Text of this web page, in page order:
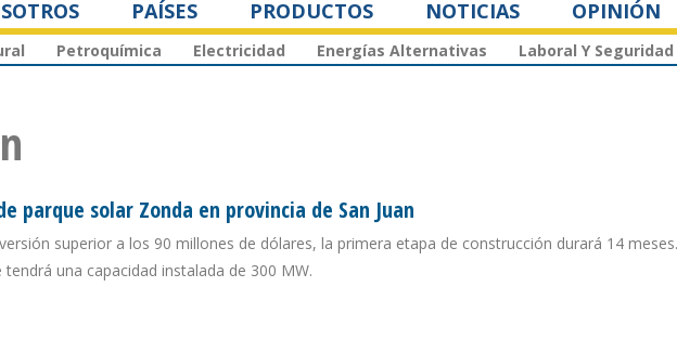
PAÍSES PRODUCTOS NOTICIAS OPINIÓN
Petroquímica Electricidad Energías Alternativas Laboral Y Seguridad
parque solar Zonda en provincia de San Juan
superior a los 90 millones de dólares, la primera etapa de construcción durará 14
tendrá una capacidad instalada de 300 MW.